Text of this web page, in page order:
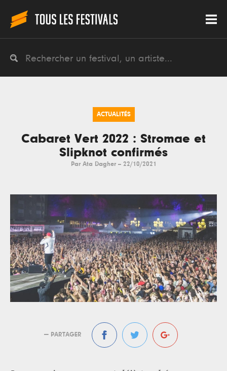
ACTUALITÉS
Cabaret Vert 2022 : Stromae et
Slipknot confirmés
Par Ata Dagher -- 22/10/2021
— PARTAGER